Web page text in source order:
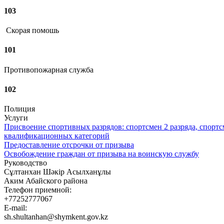
103
Скорая помошь
101
Противопожарная служба
102
Полиция
Услуги
Присвоение спортивных разрядов: спортсмен 2 разряда,
квалификационных категорий
Предоставление отсрочки от призыва
Освобождение граждан от призыва на воинскую службу
Руководство
Сұлтанхан Шәкір Асылханұлы
Аким Абайского района
Телефон приемной:
+77252777067
E-mail:
sh.shultanhan@shymkent.gov.kz